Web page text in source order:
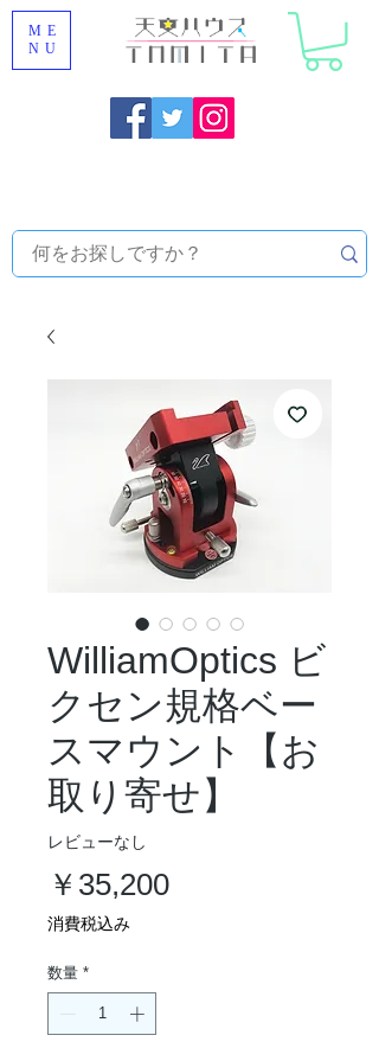
ME
NU
WilliamOptics ビ
クセン規格ベー
スマウント【お
取り寄せ】
レビューなし
￥35,200価
消費税込み
数量 *